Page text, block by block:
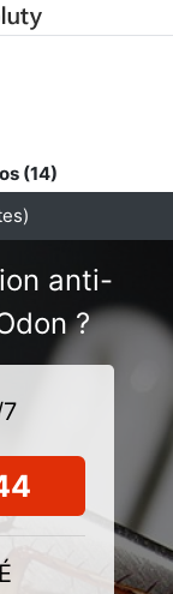
(14)
anti-
?